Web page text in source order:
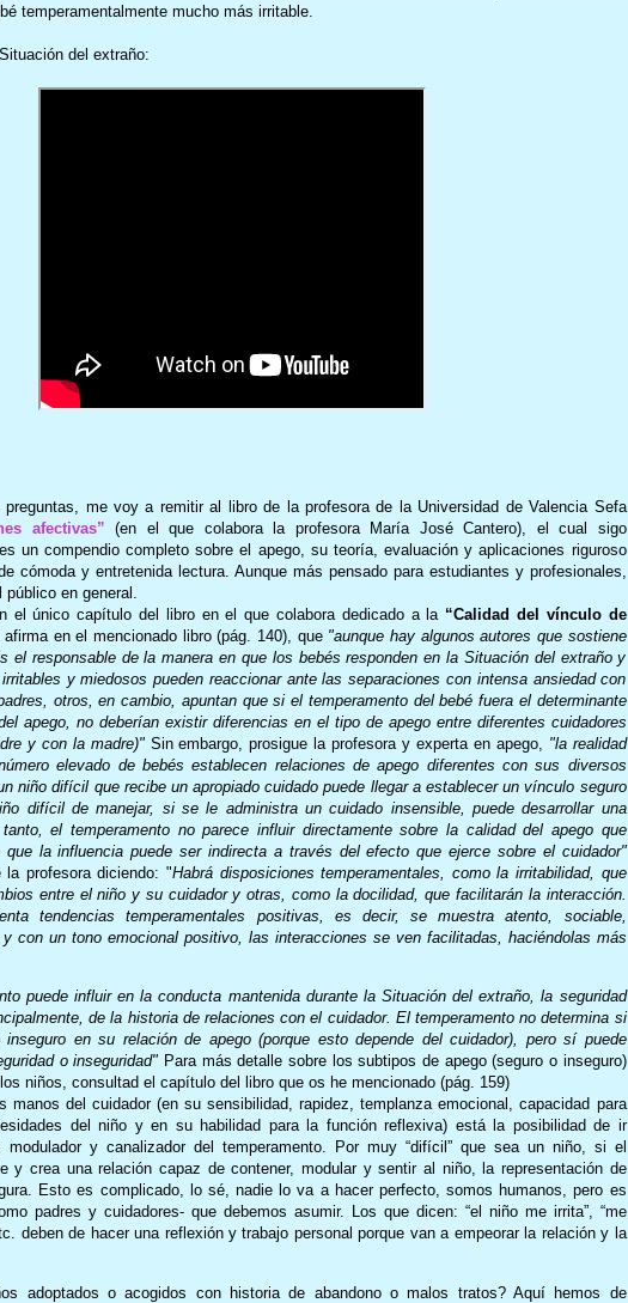
temperamentalmente mucho más irritable.
del extraño:
preguntas, me voy a remitir al libro de la profesora de la Universidad de Valencia Sefa
afectivas” (en el que colabora la profesora María José Cantero), el cual sigo
un compendio completo sobre el apego, su teoría, evaluación y aplicaciones riguroso
cómoda y entretenida lectura. Aunque más pensado para estudiantes y profesionales,
en general.
el único capítulo del libro en el que colabora dedicado a la “Calidad del vínculo de
afirma en el mencionado libro (pág. 140), que "aunque hay algunos autores que sostiene
el responsable de la manera en que los bebés responden en la Situación del extraño y
y miedosos pueden reaccionar ante las separaciones con intensa ansiedad con
otros, en cambio, apuntan que si el temperamento del bebé fuera el determinante
apego, no deberían existir diferencias en el tipo de apego entre diferentes cuidadores
y con la madre)"Sin embargo, prosigue la profesora y experta en apego, "la realidad
elevado de bebés establecen relaciones de apego diferentes con sus diversos
niño difícil que recibe un apropiado cuidado puede llegar a establecer un vínculo seguro
difícil de manejar, si se le administra un cuidado insensible, puede desarrollar una
el temperamento no parece influir directamente sobre la calidad del apego que
que la influencia puede ser indirecta a través del efecto que ejerce sobre el cuidador"
la profesora diciendo: "Habrá disposiciones temperamentales, como la irritabilidad, que
entre el niño y su cuidador y otras, como la docilidad, que facilitarán la interacción.
tendencias temperamentales positivas, es decir, se muestra atento, sociable,
con un tono emocional positivo, las interacciones se ven facilitadas, haciéndolas más
puede influir en la conducta mantenida durante la Situación del extraño, la seguridad
de la historia de relaciones con el cuidador. El temperamento no determina si
en su relación de apego (porque esto depende del cuidador), pero sí puede
o inseguridad" Para más detalle sobre los subtipos de apego (seguro o inseguro)
niños, consultad el capítulo del libro que os he mencionado (pág. 159)
manos del cuidador (en su sensibilidad, rapidez, templanza emocional, capacidad para
del niño y en su habilidad para la función reflexiva) está la posibilidad de ir
modulador y canalizador del temperamento. Por muy “difícil” que sea un niño, si el
y crea una relación capaz de contener, modular y sentir al niño, la representación de
Esto es complicado, lo sé, nadie lo va a hacer perfecto, somos humanos, pero es
padres y cuidadores- que debemos asumir. Los que dicen: “el niño me irrita”, “me
deben de hacer una reflexión y trabajo personal porque van a empeorar la relación y la
adoptados o acogidos con historia de abandono o malos tratos? Aquí hemos de